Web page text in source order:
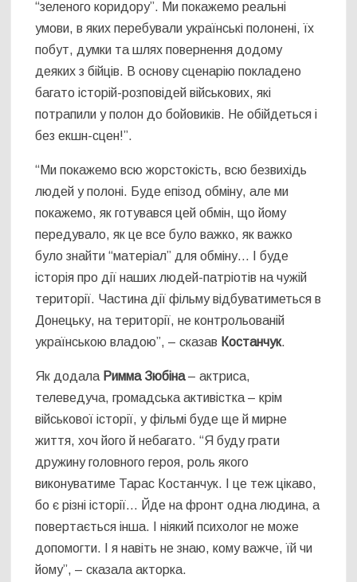
“зеленого коридору”. Ми покажемо реальні
умови, в яких перебували українські полонені, їх
побут, думки та шлях повернення додому
деяких з бійців. В основу сценарію покладено
багато історій-розповідей військових, які
потрапили у полон до бойовиків. Не обійдеться і
без екшн-сцен!”.
“Ми покажемо всю жорстокість, всю безвихідь
людей у полоні. Буде епізод обміну, але ми
покажемо, як готувався цей обмін, що йому
передувало, як це все було важко, як важко
було знайти “матеріал” для обміну… І буде
історія про дії наших людей-патріотів на чужій
території. Частина дії фільму відбуватиметься в
Донецьку, на території, не контрольованій
українською владою”, – сказав Костанчук.
Як додала Римма Зюбіна– актриса,
телеведуча, громадська активістка – крім
військової історії, у фільмі буде ще й мирне
життя, хоч його й небагато. “Я буду грати
дружину головного героя, роль якого
виконуватиме Тарас Костанчук. І це теж цікаво,
бо є різні історії… Йде на фронт одна людина, а
повертається інша. І ніякий психолог не може
допомогти. І я навіть не знаю, кому важче, їй чи
йому”, – сказала акторка.